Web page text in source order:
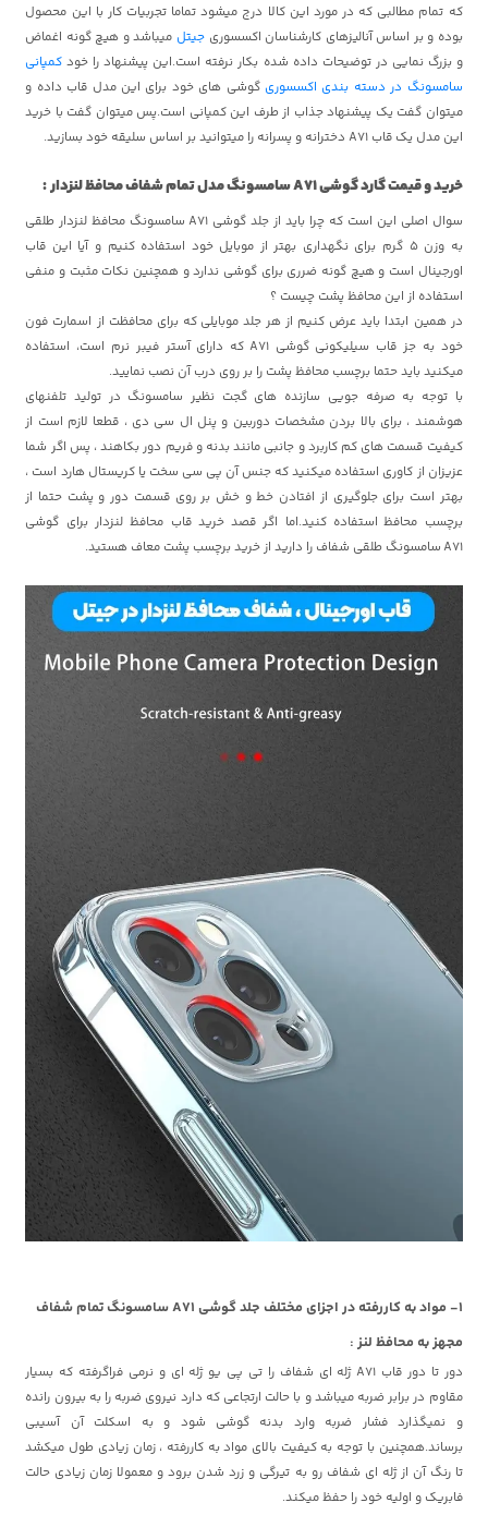
که تمام مطالبی که در مورد این کالا درج میشود تماما تجربیات کار با این محصول
بوده و بر اساس آنالیزهای کارشناسان اکسسوریجیتل میباشد و هیچ گونه اغماض
و بزرگ نمایی در توضیحات داده شده بکار نرفته است.این پیشنهاد را خود کمپانی
سامسونگ در دسته بندی اکسسوری گوشی های خود برای این مدل قاب داده و
میتوان گفت یک پیشنهاد جذاب از طرف این کمپانی است.پس میتوان گفت با خرید
این مدل یک قاب A71 دخترانه و پسرانه را میتوانید بر اساس سلیقه خود بسازید.
خرید و قیمت گارد گوشی A71 سامسونگ مدل تمام شفاف محافظ لنزدار :
سوال اصلی این است که چرا باید از جلد گوشی A71 سامسونگ محافظ لنزدار طلقی
به وزن 5 گرم برای نگهداری بهتر از موبایل خود استفاده کنیم و آیا این قاب
اورجینال است و هیچ گونه ضرری برای گوشی ندارد و همچنین نکات مثبت و منفی
استفاده از این محافظ پشت چیست ؟
در همین ابتدا باید عرض کنیم از هر جلد موبایلی که برای محافظت از اسمارت فون
خود به جز قاب سیلیکونی گوشی A71 که دارای آستر فیبر نرم است، استفاده
میکنید باید حتما برچسب محافظ پشت را بر روی درب آن نصب نمایید.
با توجه به صرفه جویی سازنده های گجت نظیر سامسونگ در تولید تلفنهای
هوشمند ، برای بالا بردن مشخصات دوربین و پنل ال سی دی ، قطعا لازم است از
کیفیت قسمت های کم کاربرد و جانبی مانند بدنه و فریم دور بکاهند ، پس اگر شما
عزیزان از کاوری استفاده میکنید که جنس آن پی سی سخت یا کریستال هارد است ،
بهتر است برای جلوگیری از افتادن خط و خش بر روی قسمت دور و پشت حتما از
برچسب محافظ استفاده کنید.اما اگر قصد خرید قاب محافظ لنزدار برای گوشی
A71 سامسونگ طلقی شفاف را دارید از خرید برچسب پشت معاف هستید.
1- مواد به کاررفته در اجزای مختلف جلد گوشی A71 سامسونگ تمام شفاف
مجهز به محافظ لنز :
دور تا دور قاب A71 ژله ای شفاف را تی پی یو ژله ای و نرمی فراگرفته که بسیار
مقاوم در برابر ضربه میباشد و با حالت ارتجاعی که دارد نیروی ضربه را به بیرون رانده
و نمیگذارد فشار ضربه وارد بدنه گوشی شود و به اسکلت آن آسیبی
برساند.همچنین با توجه به کیفیت بالای مواد به کاررفته ، زمان زیادی طول میکشد
تا رنگ آن از ژله ای شفاف رو به تیرگی و زرد شدن برود و معمولا زمان زیادی حالت
فابریک و اولیه خود را حفظ میکند.